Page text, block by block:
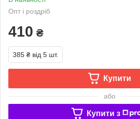
Опт і роздріб
410 ₴
385 ₴ від 5 шт.
Купити
або
Купити з